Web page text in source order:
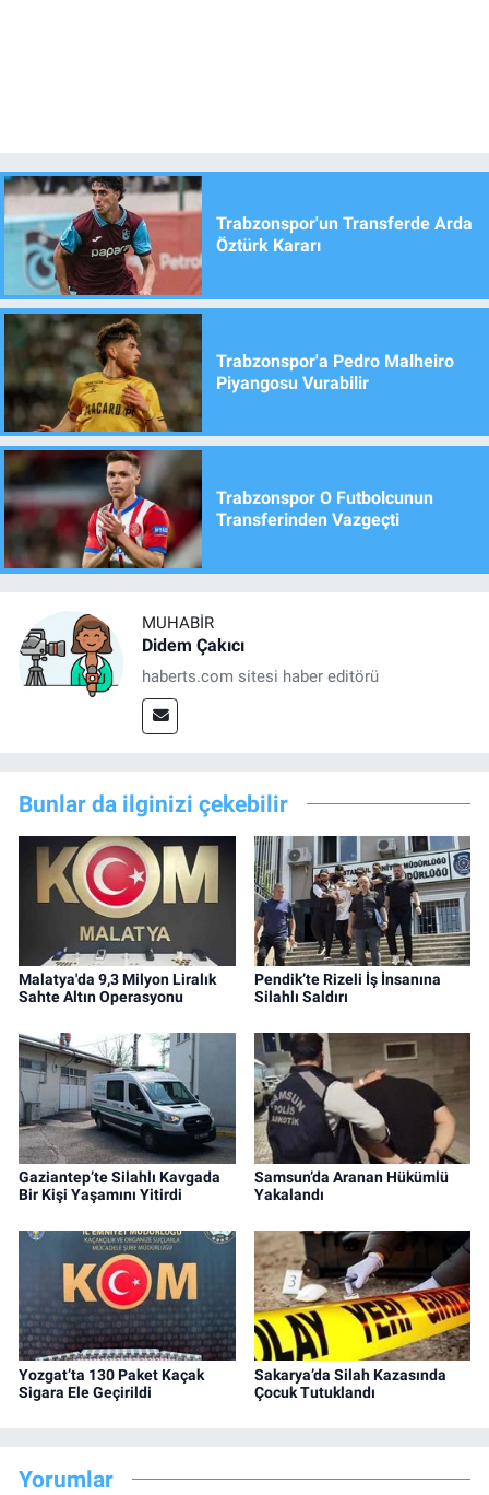
Trabzonspor'un Transferde Arda
Öztürk Kararı
Trabzonspor'a Pedro Malheiro
Piyangosu Vurabilir
Trabzonspor O Futbolcunun
Transferinden Vazgeçti
MUHABIR
Didem Çakıcı
haberts.com sitesi haber editörü
Bunlar da ilginizi çekebilir
Malatya'da 9,3 Milyon Liralık
Sahte Altın Operasyonu
Pendik’te Rizeli İş İnsanına
Silahlı Saldırı
Gaziantep’te Silahlı Kavgada
Bir Kişi Yaşamını Yitirdi
Samsun’da Aranan Hükümlü
Yakalandı
Yozgat’ta 130 Paket Kaçak
Sigara Ele Geçirildi
Sakarya’da Silah Kazasında
Çocuk Tutuklandı
Yorumlar